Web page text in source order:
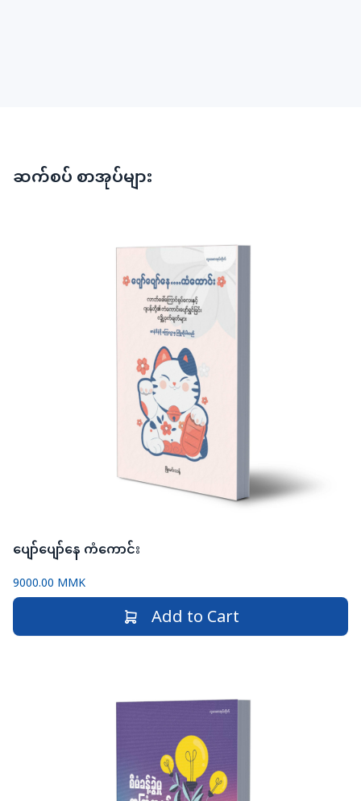
ဆက်စပ် စာအုပ်များ
ပျော်ပျော်နေ ကံကောင်း
9000.00 MMK
Add to Cart